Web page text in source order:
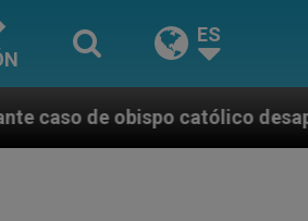
ES
desaparecido por la dictadura